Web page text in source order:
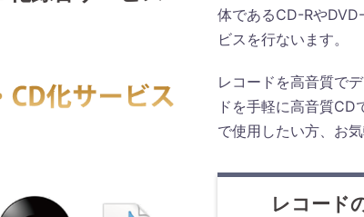
体であるCD-Rや
ビスを行ないます。
レコードを高音質で
ドを手軽に高音質
で使用したい方、お
レコード